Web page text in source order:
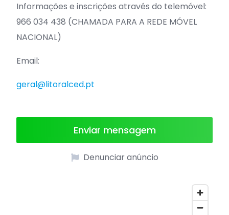
Informações e inscrições através do telemóvel:
966 034 438 (CHAMADA PARA A REDE MÓVEL
NACIONAL)
Email:
geral@litoralced.pt
Enviar mensagem
Denunciar anúncio